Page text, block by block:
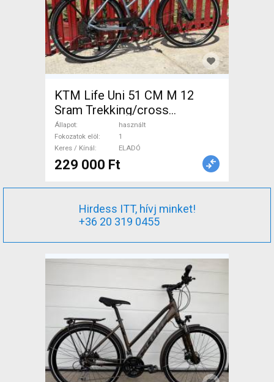
KTM Life Uni 51 CM M 12
Sram Trekking/cross
tárcsafék használt ELADÓ
Állapot
használt
Fokozatok elöl
1
Keres / Kínál
ELADÓ
229 000 Ft
Hirdess ITT, hívj minket!
+36 20 319 0455